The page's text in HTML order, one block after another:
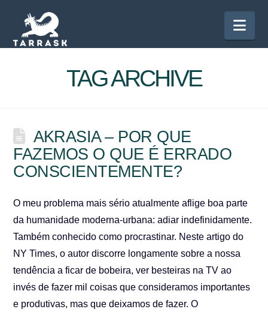
TAG ARCHIVE
AKRASIA – POR QUE
FAZEMOS O QUE É ERRADO
CONSCIENTEMENTE?
O meu problema mais sério atualmente aflige boa parte
da humanidade moderna-urbana: adiar indefinidamente.
Também conhecido como procrastinar. Neste artigo do
NY Times, o autor discorre longamente sobre a nossa
tendência a ficar de bobeira, ver besteiras na TV ao
invés de fazer mil coisas que consideramos importantes
e produtivas, mas que deixamos de fazer. O